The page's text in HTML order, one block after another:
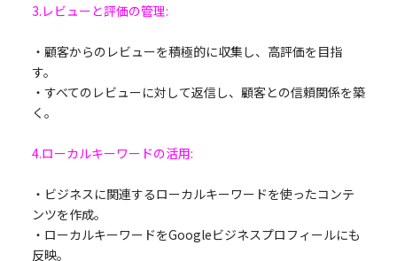
3.レビューと評価の管理:
・顧客からのレビューを積極的に収集し、高評価を目指
す。
・すべてのレビューに対して返信し、顧客との信頼関係を築
く。
4.ローカルキーワードの活用:
・ビジネスに関連するローカルキーワードを使ったコンテ
ンツを作成。
・ローカルキーワードをGoogleビジネスプロフィールにも
反映。